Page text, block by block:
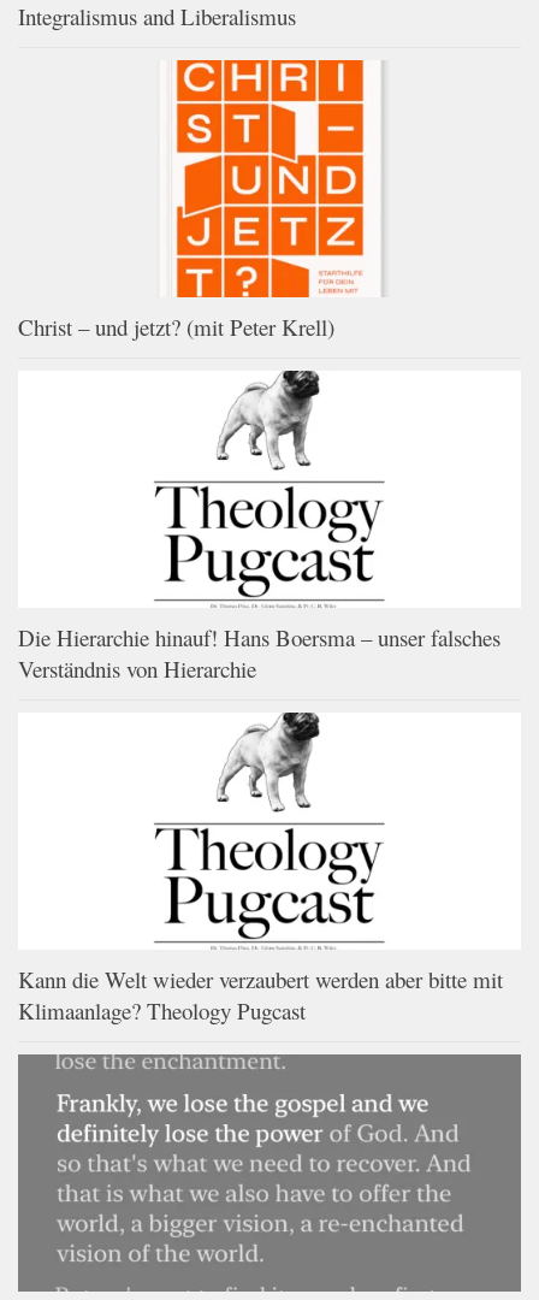
Integralismus and Liberalismus
Christ – und jetzt? (mit Peter Krell)
Die Hierarchie hinauf! Hans Boersma – unser falsches
Verständnis von Hierarchie
Kann die Welt wieder verzaubert werden aber bitte mit
Klimaanlage? Theology Pugcast